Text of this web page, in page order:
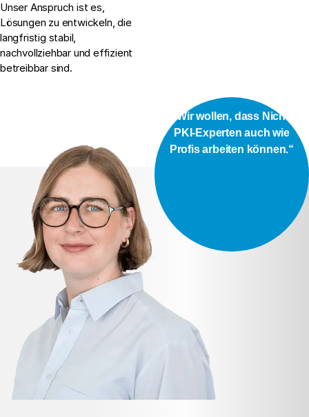
Unser Anspruch ist es,
Lösungen zu entwickeln, die
langfristig stabil,
nachvollziehbar und effizient
betreibbar sind.
„Wir wollen, dass Nicht-
PKI-Experten auch wie
Profis arbeiten können.“